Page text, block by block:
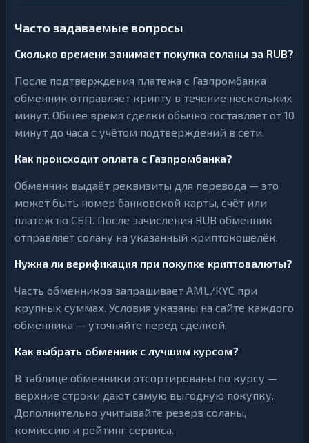
Часто задаваемые вопросы
Сколько времени занимает покупка соланы за RUB?
После подтверждения платежа с Газпромбанка
обменник отправляет крипту в течение нескольких
минут. Общее время сделки обычно составляет от 10
минут до часа с учётом подтверждений в сети.
Как происходит оплата с Газпромбанка?
Обменник выдаёт реквизиты для перевода — это
может быть номер банковской карты, счёт или
платёж по СБП. После зачисления RUB обменник
отправляет солану на указанный криптокошелёк.
Нужна ли верификация при покупке криптовалюты?
Часть обменников запрашивает AML/KYC при
крупных суммах. Условия указаны на сайте каждого
обменника — уточняйте перед сделкой.
Как выбрать обменник с лучшим курсом?
В таблице обменники отсортированы по курсу —
верхние строки дают самую выгодную покупку.
Дополнительно учитывайте резерв соланы,
комиссию и рейтинг сервиса.